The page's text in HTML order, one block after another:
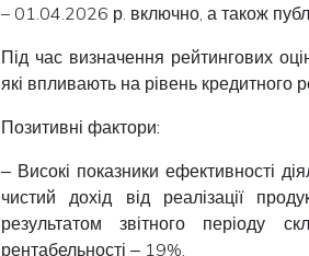
– 01.04.2026 р. включно, а також
Під час визначення рейтингових
які впливають на рівень кредитного
Позитивні фактори:
‒ Високі показники ефективності
чистий дохід від реалізації
результатом звітного періоду
рентабельності ‒ 19%.